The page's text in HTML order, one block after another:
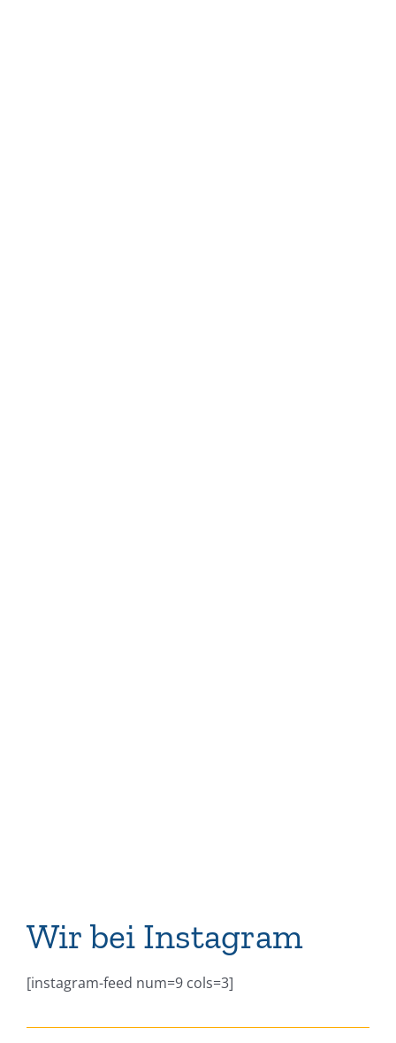
Wir bei Instagram
[instagram-feed num=9 cols=3]